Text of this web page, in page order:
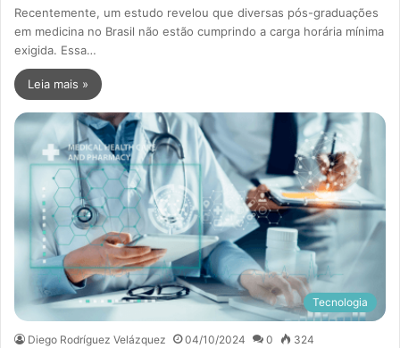
Recentemente, um estudo revelou que diversas pós-graduações
em medicina no Brasil não estão cumprindo a carga horária mínima
exigida. Essa…
Leia mais »
Tecnologia
Diego Rodríguez Velázquez 04/10/2024 0 324